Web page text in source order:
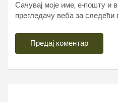
Сачувај моје име, е-пошту и
прегледачу веба за